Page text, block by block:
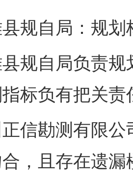
自局：规划
自局负责规
标负有把关责
勘测有限公
，且存在遗